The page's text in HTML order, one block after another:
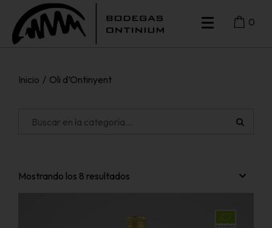
0
Inicio / Oli d’Ontinyent
Mostrando los 8 resultados